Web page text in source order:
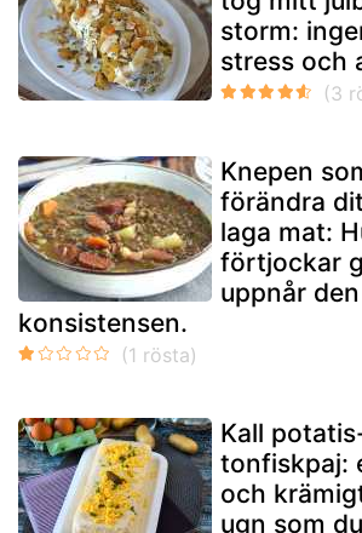
storm:
stress och
Knepen
förändra
laga mat:
förtjockar
uppnår
konsistensen.
Kall
tonfiskpaj:
och
ugn som